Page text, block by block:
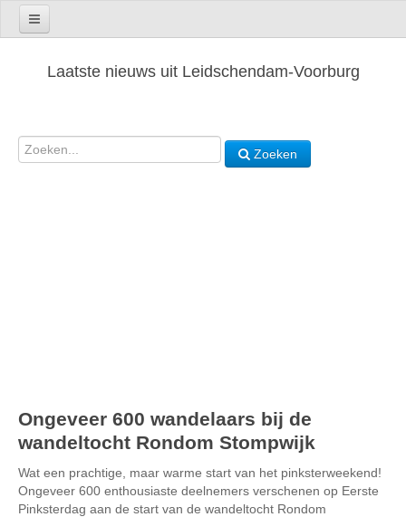
Laatste nieuws uit Leidschendam-Voorburg
Zoeken
Ongeveer 600 wandelaars bij de
wandeltocht Rondom Stompwijk
Wat een prachtige, maar warme start van het pinksterweekend!
Ongeveer 600 enthousiaste deelnemers verschenen op Eerste
Pinksterdag aan de start van de wandeltocht Rondom